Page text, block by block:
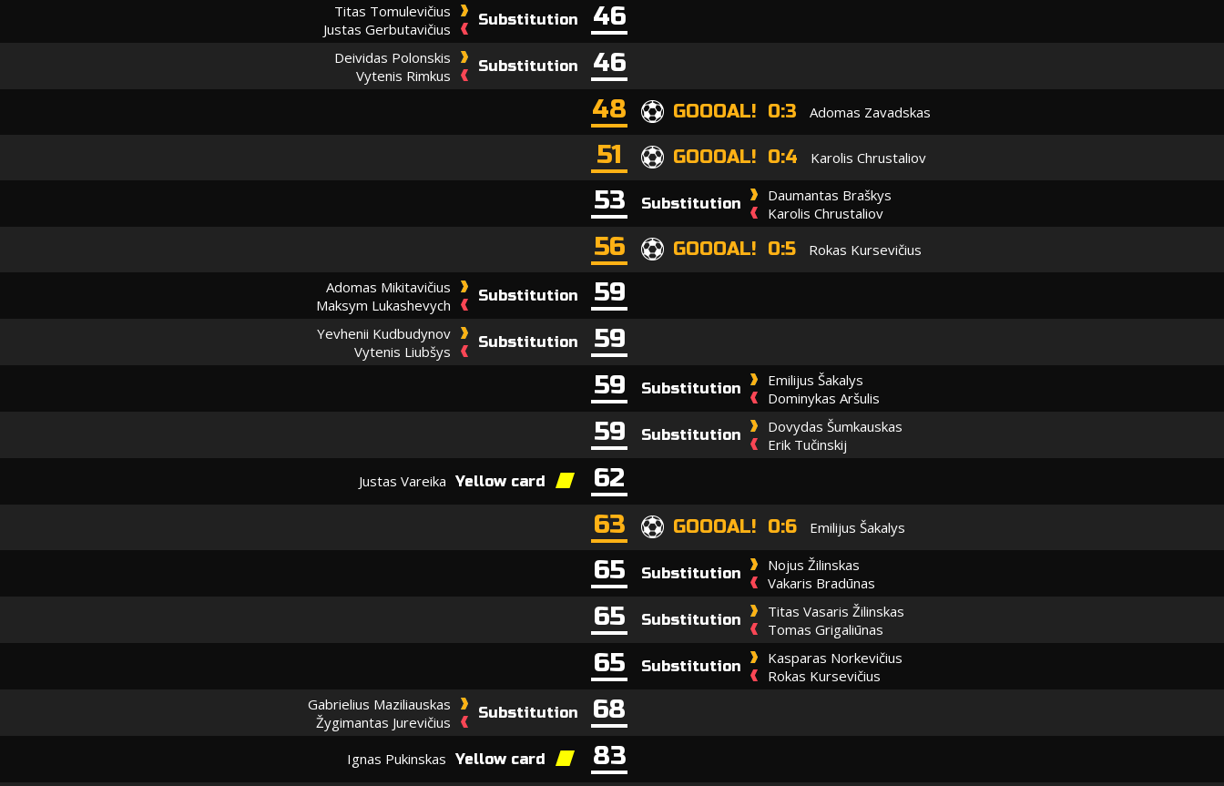
Titas Tomulevičius
Justas Gerbutavičius
Substitution 46
Deividas Polonskis
Vytenis Rimkus
Substitution
46
48
GOOOAL! 0:3 Adomas Zavadskas
51 GOOOAL! 0:4 Karolis Chrustaliov
53 Substitution
Daumantas Braškys
Karolis Chrustaliov
56 GOOOAL! 0:5 Rokas Kursevičius
Adomas Mikitavičius
Maksym Lukashevych
Substitution 59
Yevhenii Kudbudynov
Vytenis Liubšys
Substitution
59
59
Substitution
Emilijus Šakalys
Dominykas Aršulis
59 Substitution
Dovydas Šumkauskas
Erik Tučinskij
Justas Vareika Yellow card
62
63
GOOOAL! 0:6 Emilijus Šakalys
65 Substitution
Nojus Žilinskas
Vakaris Bradūnas
65 Substitution
Titas Vasaris Žilinskas
Tomas Grigaliūnas
65 Substitution
Kasparas Norkevičius
Rokas Kursevičius
Gabrielius Maziliauskas
Žygimantas Jurevičius
Substitution 68
Ignas Pukinskas Yellow card
83